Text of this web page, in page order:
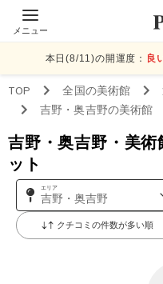
メニュー
本日(8/11)の開運度： 良
TOP 全国の美術館
吉野・奥吉野の美術館
吉野・奥吉野・美
ット
エリア
吉野・奥吉野
クチコミの件数が多い順